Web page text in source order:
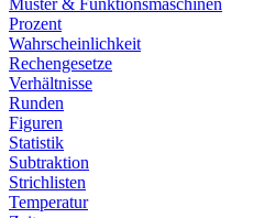
Muster & Funktionsmaschinen
Prozent
Wahrscheinlichkeit
Rechengesetze
Verhältnisse
Runden
Figuren
Statistik
Subtraktion
Strichlisten
Temperatur